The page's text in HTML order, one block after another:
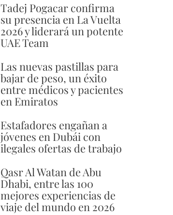
Tadej Pogacar confirma
su presencia en La Vuelta
2026 y liderará un potente
UAE Team
Las nuevas pastillas para
bajar de peso, un éxito
entre médicos y pacientes
en Emiratos
Estafadores engañan a
jóvenes en Dubái con
ilegales ofertas de trabajo
Qasr Al Watan de Abu
Dhabi, entre las 100
mejores experiencias de
viaje del mundo en 2026